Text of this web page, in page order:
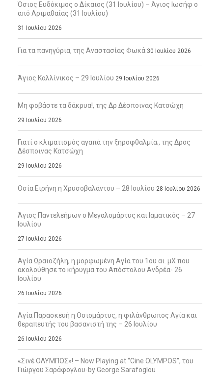
Όσιος Ευδόκιμος ο Δίκαιος (31 Ιουλίου) – Άγιος Ιωσήφ ο
από Αριμαθαίας (31 Ιουλίου)
31 Ιουλίου 2026
Για τα πανηγύρια, της Αναστασίας Φωκά 30 Ιουλίου 2026
Άγιος Καλλίνικος – 29 Ιουλίου 29 Ιουλίου 2026
Μη φοβάστε τα δάκρυα!, της Δρ Δέσποινας Κατσώχη
29 Ιουλίου 2026
Γιατί ο κλιματισμός αγαπά την ξηροφθαλμία;, της Δρος
Δέσποινας Κατσώχη
29 Ιουλίου 2026
Οσία Ειρήνη η Χρυσοβαλάντου – 28 Ιουλίου 28 Ιουλίου 2026
Άγιος Παντελεήμων ο Μεγαλομάρτυς και Ιαματικός – 27
Ιουλίου
27 Ιουλίου 2026
Αγία Ωραιοζήλη, η μορφωμένη Αγία του 1ου αι. μΧ που
ακολούθησε το κήρυγμα του Απόστολου Ανδρέα- 26
Ιουλίου
26 Ιουλίου 2026
Αγία Παρασκευή η Οσιομάρτυς, η φιλάνθρωπος Αγία και
θεραπευτής του βασανιστή της – 26 Ιουλίου
26 Ιουλίου 2026
«Σινέ ΟΛΥΜΠΟΣ»! – Now Playing at “Cine OLYMPOS”, του
Γιώργου Σαράφογλου-by George Sarafoglou